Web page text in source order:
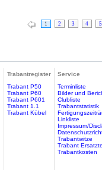
1 2 3 4 5
Trabantregister
Trabant P50
Trabant P60
Trabant P601
Trabant 1.1
Trabant Kübel
Service
Terminliste
Bilder und
Clubliste
Trabantstatistik
Linkliste
Impressum/
Trabantwitze
Trabant
Trabantkosten